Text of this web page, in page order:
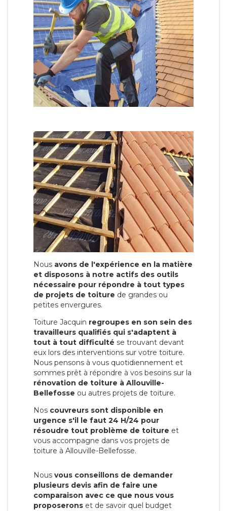
Nous avons de l'expérience en la matière
et disposons à notre actifs des outils
nécessaire pour répondre à tout types
de projets de toiture de grandes ou
petites envergures.
Toiture Jacquin regroupes en son sein des
travailleurs qualifiés qui s'adaptent à
tout à tout difficulté se trouvant devant
eux lors des interventions sur votre toiture.
Nous pensons à vous quotidiennement et
sommes prêt à répondre à vos besoins sur la
rénovation de toiture à Allouville-
Bellefosse ou autres projets de toiture.
Nos couvreurs sont disponible en
urgence s'il le faut 24 H/24 pour
résoudre tout problème de toiture et
vous accompagne dans vos projets de
toiture à Allouville-Bellefosse.
Nous vous conseillons de demander
plusieurs devis afin de faire une
comparaison avec ce que nous vous
proposerons et de savoir quel budget